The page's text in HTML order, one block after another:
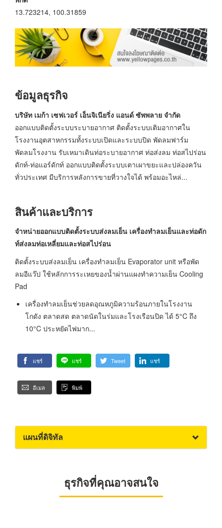
13.723214, 100.31859
ข้อมูลธุรกิจ
บริษัท เมก้า เซฟเวอร์ เอ็นจิเนียริ่ง แอนด์ ซัพพลาย จำกัด
ออกแบบติดตั้งระบบระบายอากาศ ติดตั้งระบบเติมอากาศใน
โรงงานอุตสาหกรรมทั้งระบบเปิดและระบบปิด พัดลมฟาร์ม
พัดลมโรงงาน รับเหมาเดินท่อระบายอากาศ ท่อส่งลม ท่อสไปร่อน
ดักท์-ท่อแอร์ดักท์ ออกแบบติดตั้งระบบเตาเผาขยะและปล่องควัน
ทั่วประเทศ มีบริการหลังการขายที่วางใจได้ พร้อมอะไหล่...
สินค้าและบริการ
จำหน่ายออกแบบติดตั้งระบบส่งลมเย็น เครื่องทำลมเย็นและท่อดัก
ท์ส่งลมท่อเหลี่ยมและท่อสไปร่อน
ติดตั้งระบบส่งลมเย็น เครื่องทำลมเย็น Evaporator unit หรือพัด
ลมอีแว๊ป ใช้หลักการระเหยของน้ำผ่านแผงทำความเย็น Cooling
Pad
เครื่องทำลมเย็นช่วยลดอุณหภูมิความร้อนภายในโรงงาน
โกดัง ตลาดสด ตลาดนัดในร่มและโรงเรือนปิด ได้ 5°C ถึง
10°C ประหยัดไฟมาก...
แชร์ แชร์ Tweet แชร์
อีเมล พิมพ์
แผนที่ดิจิทัล
ธุรกิจที่คุณอาจสนใจ